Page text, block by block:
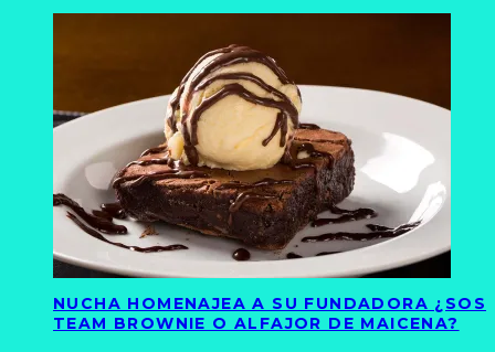
NUCHA HOMENAJEA A SU FUNDADORA ¿SOS
TEAM BROWNIE O ALFAJOR DE MAICENA?